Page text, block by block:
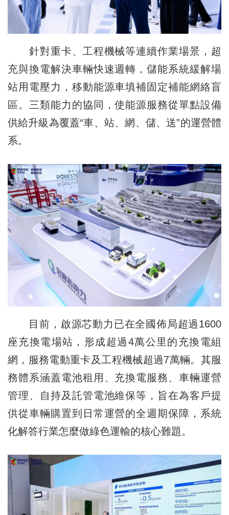
針對重卡、工程機械等連續作業場景，超
充與換電解決車輛快速週轉，儲能系統緩解場
站用電壓力，移動能源車填補固定補能網絡盲
區。三類能力的協同，使能源服務從單點設備
供給升級為覆蓋“車、站、網、儲、送”的運營體
系。
目前，啟源芯動力已在全國佈局超過1600
座充換電場站，形成超過4萬公里的充換電組
網，服務電動重卡及工程機械超過7萬輛。其服
務體系涵蓋電池租用、充換電服務、車輛運營
管理、自持及託管電池維保等，旨在為客戶提
供從車輛購置到日常運營的全週期保障，系統
化解答行業怎麼做綠色運輸的核心難題。